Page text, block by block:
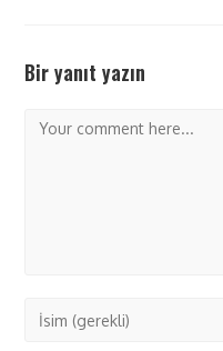
Bir yanıt yazın